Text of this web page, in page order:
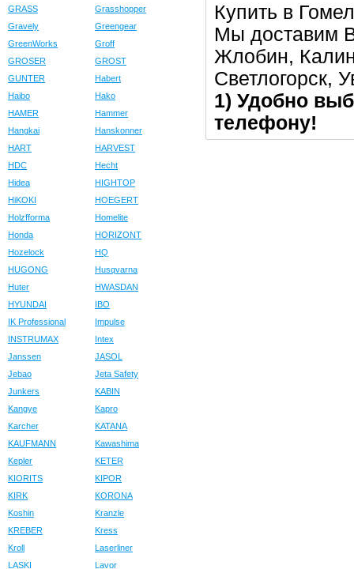
GRASS
Grasshopper
Gravely
Greengear
GreenWorks
Groff
GROSER
GROST
GUNTER
Habert
Haibo
Hako
HAMER
Hammer
Hangkai
Hanskonner
HART
HARVEST
HDC
Hecht
Hidea
HIGHTOP
HiKOKI
HOEGERT
Holzfforma
Homelite
Honda
HORIZONT
Hozelock
HQ
HUGONG
Husqvarna
Huter
HWASDAN
HYUNDAI
IBO
IK Professional
Impulse
INSTRUMAX
Intex
Janssen
JASOL
Jebao
Jeta Safety
Junkers
KABIN
Kangye
Kapro
Karcher
KATANA
KAUFMANN
Kawashima
Kepler
KETER
KIORITS
KIPOR
KIRK
KORONA
Koshin
Kranzle
KREBER
Kress
Kroll
Laserliner
LASKI
Lavor
Купить в
Мы доставим
Жлобин,
Светлогорск,
1) Удобно
телефону!